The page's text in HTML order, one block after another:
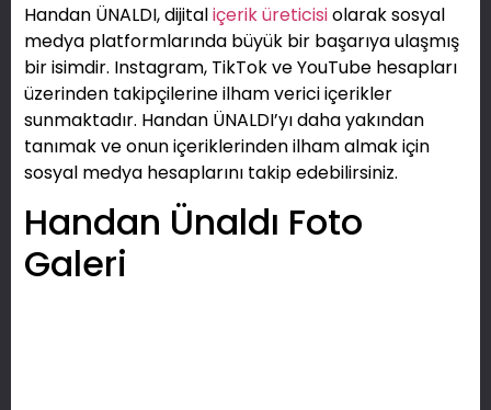
Handan ÜNALDI, dijitaliçerik üreticisiolarak sosyal
medya platformlarında büyük bir başarıya ulaşmış
bir isimdir. Instagram, TikTok ve YouTube hesapları
üzerinden takipçilerine ilham verici içerikler
sunmaktadır. Handan ÜNALDI’yı daha yakından
tanımak ve onun içeriklerinden ilham almak için
sosyal medya hesaplarını takip edebilirsiniz.
Handan Ünaldı Foto
Galeri